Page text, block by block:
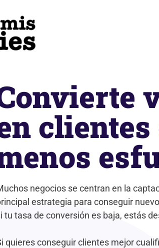
clientes
negocios se centran en la
estrategia para conseguir
tu tasa de conversión es baja, estás
quieres conseguir clientes mejor